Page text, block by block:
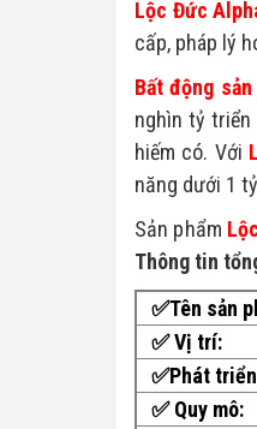
Lộc Đức
cấp, pháp lý
Bất động
nghìn tỷ triển
hiếm có. Với
năng dưới 1
Sản phẩm
Thông tin
✅Tên sản
✅Vị trí:
✅Phát
✅ Quy mô: